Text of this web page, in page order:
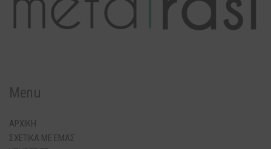
Menu
ΑΡΧΙΚΗ
ΣΧΕΤΙΚΑ ΜΕ ΕΜΑΣ